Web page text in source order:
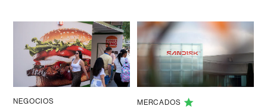
NEGOCIOS MERCADOS